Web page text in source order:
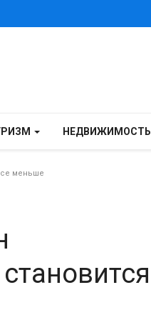
НЕДВИЖИМОСТЬ
меньше